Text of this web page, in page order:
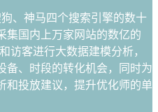
、神马四个搜索引擎的数十
集国内上万家网站的数亿的
访客进行大数据建模分析，
备、时段的转化机会，同时为
和投放建议，提升优化师的单